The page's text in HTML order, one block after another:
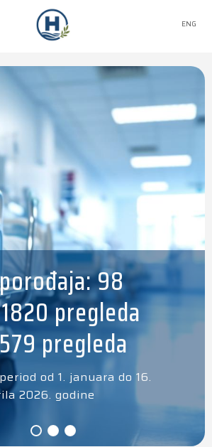
ENG
98
pregleda
pregleda
od 1. januara do 16.
2026. godine